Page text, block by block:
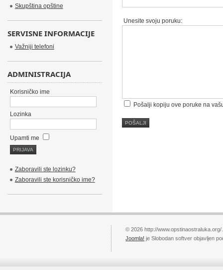
Unesite svoju poruku:
Pošalji kopiju ove poruke na
POŠALJI
Skupština opštine
SERVISNE INFORMACIJE
Važniji telefoni
ADMINISTRACIJA
Korisničko ime
Lozinka
Upamti me
Zaboravili ste lozinku?
Zaboravili ste korisničko ime?
© 2026 http://
Joomla! je Slobodan softver objavljen